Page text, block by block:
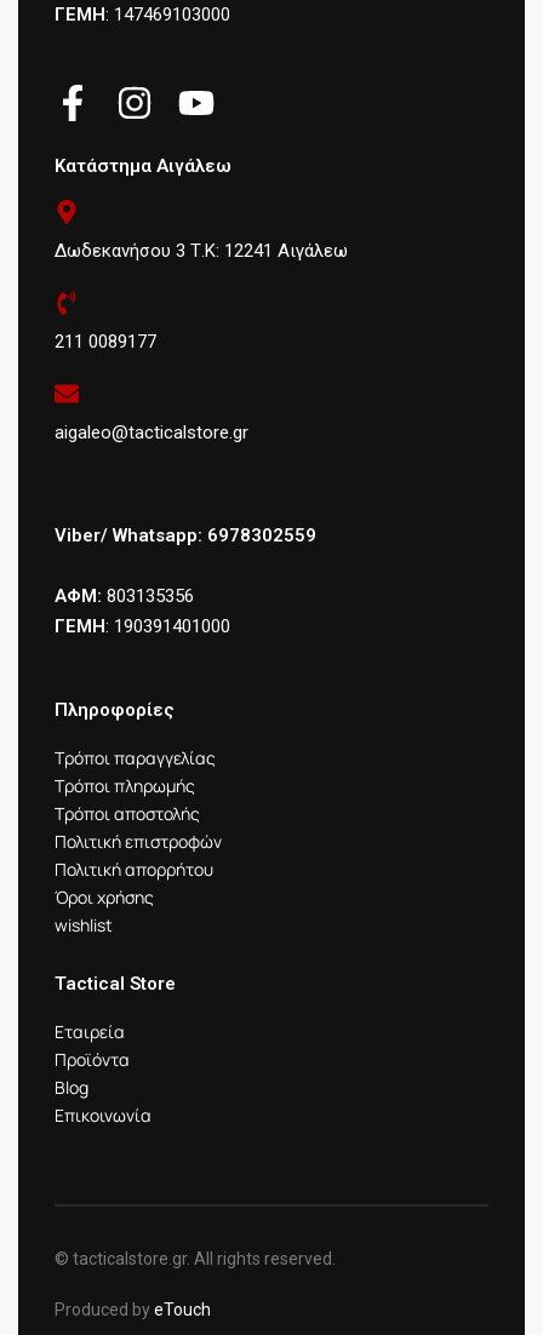
ΓΕΜΗ: 147469103000
Κατάστημα Αιγάλεω
Δωδεκανήσου 3 Τ.Κ: 12241 Αιγάλεω
211 0089177
aigaleo@tacticalstore.gr
Viber/ Whatsapp: 6978302559
ΑΦΜ: 803135356
ΓΕΜΗ: 190391401000
Πληροφορίες
Τρόποι παραγγελίας
Τρόποι πληρωμής
Τρόποι αποστολής
Πολιτική επιστροφών
Πολιτική απορρήτου
Όροι χρήσης
wishlist
Tactical Store
Εταιρεία
Προϊόντα
Blog
Επικοινωνία
© tacticalstore.gr. All rights reserved.
Produced byeTouch